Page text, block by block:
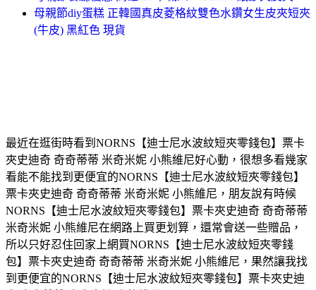
母親節diy蛋糕 正韓國真皮菱格紋雙色水鑽女生皮夾短夾
(牛皮) 黑紅色 現貨
最近在逛街時看到NORNS【迪士尼水波紋短夾零錢包】票卡
夾史迪奇 奇奇蒂蒂 米奇米妮 小熊維尼好心動，很想多看幾家
看能不能找到更便宜的NORNS【迪士尼水波紋短夾零錢包】
票卡夾史迪奇 奇奇蒂蒂 米奇米妮 小熊維尼，朋友說有時候
NORNS【迪士尼水波紋短夾零錢包】票卡夾史迪奇 奇奇蒂蒂
米奇米妮 小熊維尼在網路上買更划算，還常會送一些贈品，
所以只好忍住回家上網買NORNS【迪士尼水波紋短夾零錢
包】票卡夾史迪奇 奇奇蒂蒂 米奇米妮 小熊維尼，果然讓我找
到更便宜的NORNS【迪士尼水波紋短夾零錢包】票卡夾史迪